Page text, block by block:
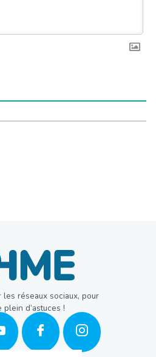
les réseaux sociaux, pour
d’astuces !